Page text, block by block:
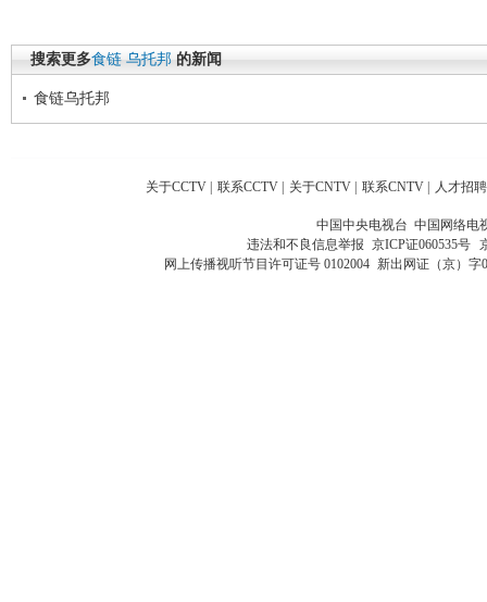
搜索更多食链 乌托邦 的新闻
食链乌托邦
关于CCTV | 联系CCTV | 关于CNTV | 联系CNTV | 人才招聘
中国中央电视台 中国网络电
违法和不良信息举报 京ICP证060535号
网上传播视听节目许可证号 0102004 新出网证（京）